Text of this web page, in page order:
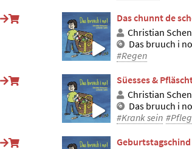
Das chunnt de
Christian
Das bruuch i
#Regen
Süesses &
Christian
Das bruuch i
#Krank sein
Geburtstagschind